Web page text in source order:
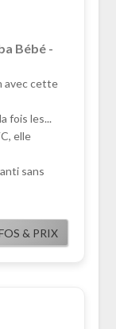
Bébé -
avec cette
fois les...
elle
sans
& PRIX